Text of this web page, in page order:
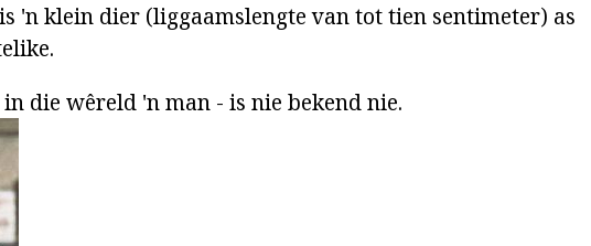
'n klein dier (liggaamslengte van tot tien sentimeter) as
die wêreld 'n man - is nie bekend nie.